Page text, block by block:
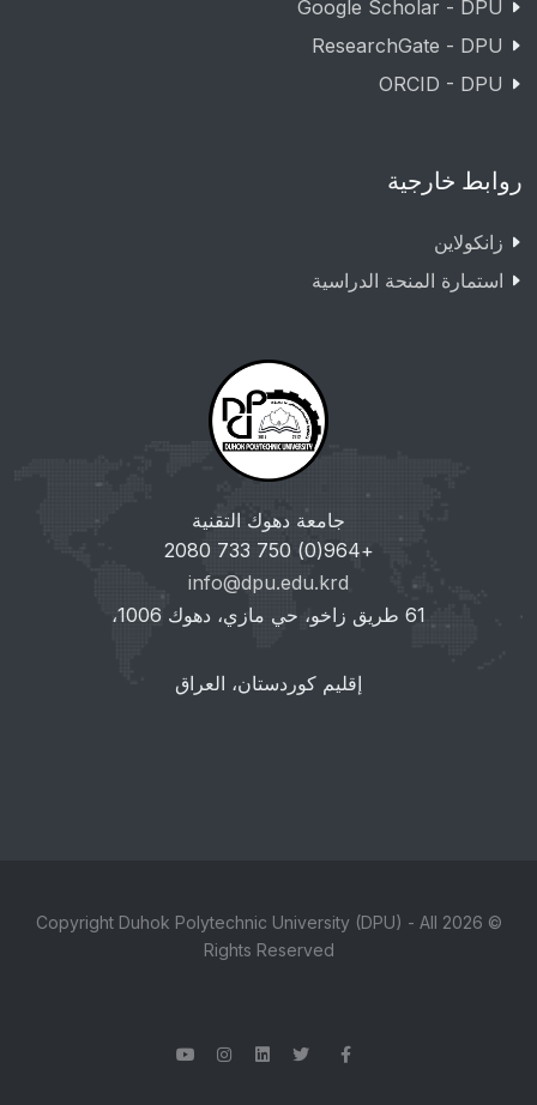
Google Scholar - DPU
ResearchGate - DPU
ORCID - DPU
روابط خارجية
زانکولاین
استمارة المنحة الدراسية
جامعة دهوك التقنية
+964(0) 750 733 2080
info@dpu.edu.krd
61 طريق زاخو، حي مازي، دهوك 1006،
إقليم كوردستان، العراق
© 2026 Copyright Duhok Polytechnic University (DPU) - All
Rights Reserved